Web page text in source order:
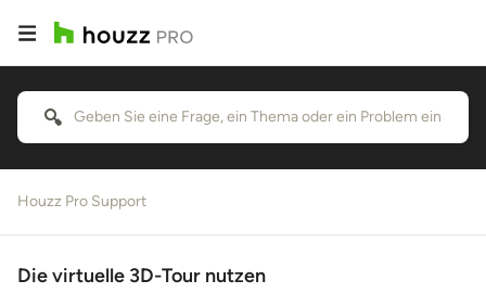
Houzz Pro Support
Die virtuelle 3D-Tour nutzen